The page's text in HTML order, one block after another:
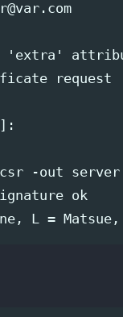
'extra'
request
[]:
-out
ok